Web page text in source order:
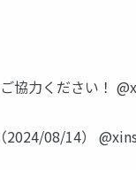
協力ください！
2024/08/14）